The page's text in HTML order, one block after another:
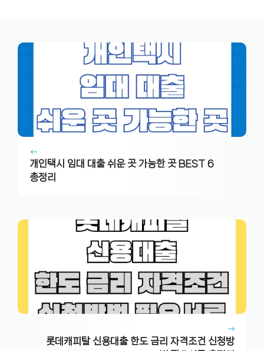
개인택시 임대 대출 쉬운 곳 가능한 곳 BEST 6
총정리
롯데캐피탈 신용대출 한도 금리 자격조건 신청방